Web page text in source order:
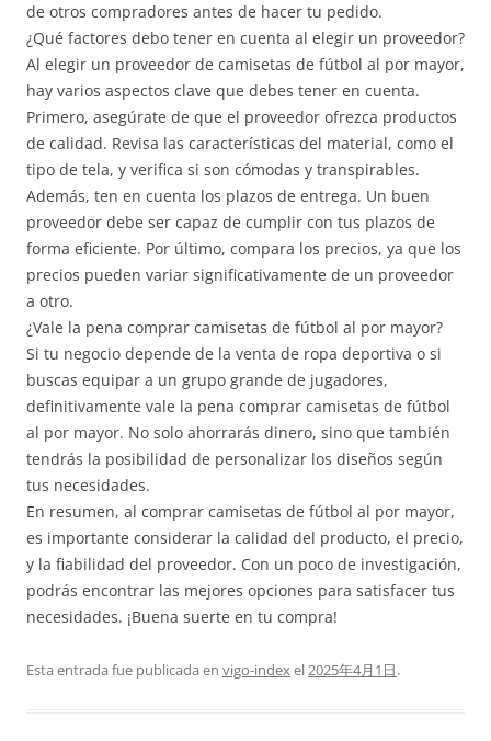
de otros compradores antes de hacer tu pedido.
¿Qué factores debo tener en cuenta al elegir un proveedor?
Al elegir un proveedor de camisetas de fútbol al por mayor,
hay varios aspectos clave que debes tener en cuenta.
Primero, asegúrate de que el proveedor ofrezca productos
de calidad. Revisa las características del material, como el
tipo de tela, y verifica si son cómodas y transpirables.
Además, ten en cuenta los plazos de entrega. Un buen
proveedor debe ser capaz de cumplir con tus plazos de
forma eficiente. Por último, compara los precios, ya que los
precios pueden variar significativamente de un proveedor
a otro.
¿Vale la pena comprar camisetas de fútbol al por mayor?
Si tu negocio depende de la venta de ropa deportiva o si
buscas equipar a un grupo grande de jugadores,
definitivamente vale la pena comprar camisetas de fútbol
al por mayor. No solo ahorrarás dinero, sino que también
tendrás la posibilidad de personalizar los diseños según
tus necesidades.
En resumen, al comprar camisetas de fútbol al por mayor,
es importante considerar la calidad del producto, el precio,
y la fiabilidad del proveedor. Con un poco de investigación,
podrás encontrar las mejores opciones para satisfacer tus
necesidades. ¡Buena suerte en tu compra!
Esta entrada fue publicada en vigo-indexel2025年4月1日.